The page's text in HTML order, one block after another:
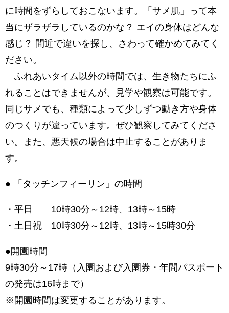
に時間をずらしておこないます。「サメ肌」って本
当にザラザラしているのかな？ エイの身体はどんな
感じ？ 間近で違いを探し、さわって確かめてみてく
ださい。
ふれあいタイム以外の時間では、生き物たちにふ
れることはできませんが、見学や観察は可能です。
同じサメでも、種類によって少しずつ動き方や身体
のつくりが違っています。ぜひ観察してみてくださ
い。また、悪天候の場合は中止することがありま
す。
● 「タッチンフィーリン」の時間
・平日 10時30分～12時、13時～15時
・土日祝 10時30分～12時、13時～15時30分
●開園時間
9時30分～17時（入園および入園券・年間パスポート
の発売は16時まで）
※開園時間は変更することがあります。